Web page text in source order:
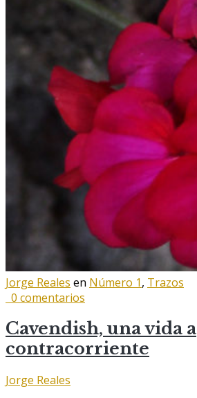
Jorge Reales en Número 1, Trazos
0 comentarios
Cavendish, una vida a
contracorriente
Jorge Reales